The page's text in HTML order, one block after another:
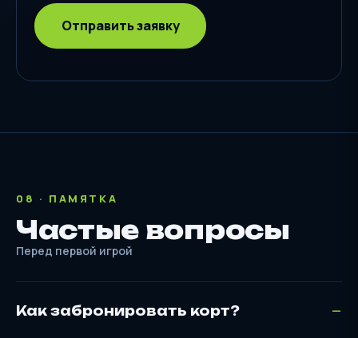
Отправить заявку
08 · ПАМЯТКА
Частые вопросы
Перед первой игрой
Как забронировать корт?